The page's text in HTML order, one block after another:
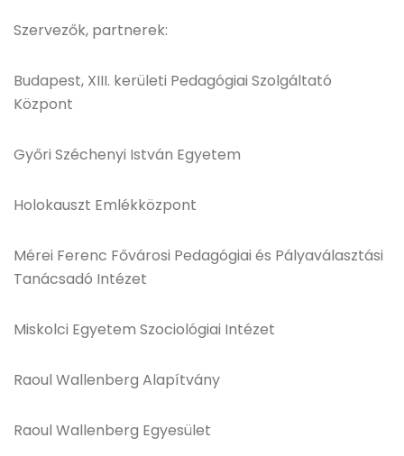
Szervezők, partnerek:
Budapest, XIII. kerületi Pedagógiai Szolgáltató
Központ
Győri Széchenyi István Egyetem
Holokauszt Emlékközpont
Mérei Ferenc Fővárosi Pedagógiai és Pályaválasztási
Tanácsadó Intézet
Miskolci Egyetem Szociológiai Intézet
Raoul Wallenberg Alapítvány
Raoul Wallenberg Egyesület